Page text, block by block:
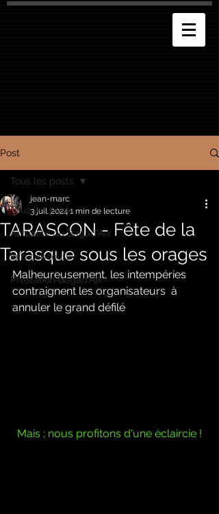
Post
Tous les posts
Actualité du Bagad'Aix
Info concours
Prestation Bagad'Aix
Tous les posts
TARASCON - Fête de la
Tarasque sous les orages
jean-marc
3 juil. 20241 min de lecture
Malheureusement, les intempéries
contraignent les organisateurs  à
annuler le grand défilé
Mais ; nous profitons d'une éclaircie !